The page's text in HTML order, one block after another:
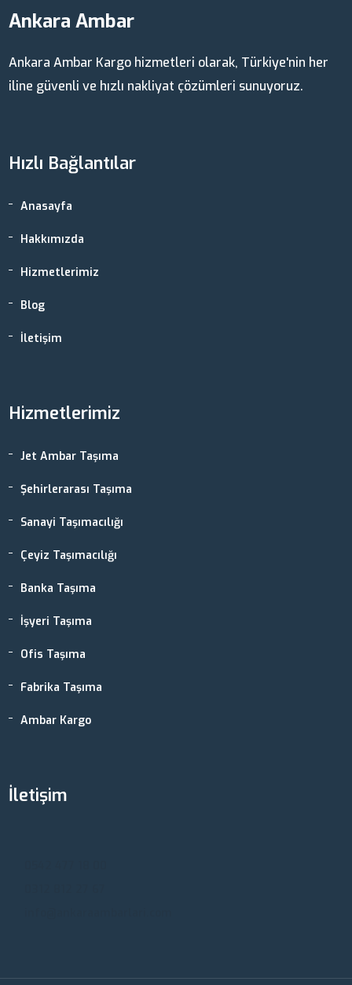
Ankara Ambar
Ankara Ambar Kargo hizmetleri olarak, Türkiye'nin her
iline güvenli ve hızlı nakliyat çözümleri sunuyoruz.
Hızlı Bağlantılar
Anasayfa
Hakkımızda
Hizmetlerimiz
Blog
İletişim
Hizmetlerimiz
Jet Ambar Taşıma
Şehirlerarası Taşıma
Sanayi Taşımacılığı
Çeyiz Taşımacılığı
Banka Taşıma
İşyeri Taşıma
Ofis Taşıma
Fabrika Taşıma
Ambar Kargo
İletişim